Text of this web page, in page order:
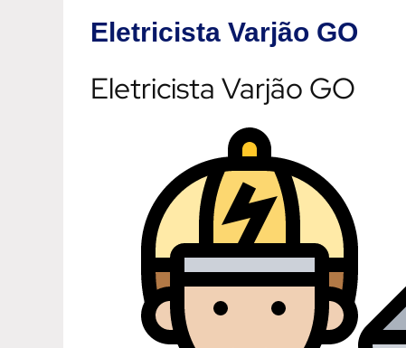
Eletricista Varjão GO
Eletricista Varjão GO